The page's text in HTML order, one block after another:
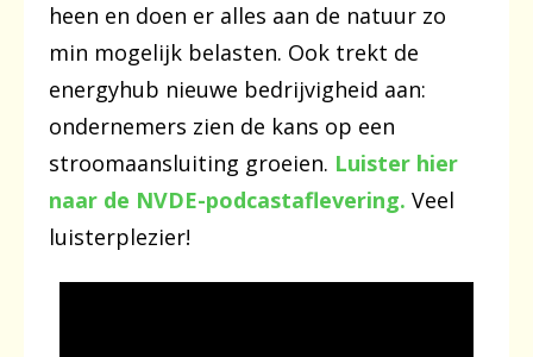
heen en doen er alles aan de natuur zo
min mogelijk belasten. Ook trekt de
energyhub nieuwe bedrijvigheid aan:
ondernemers zien de kans op een
stroomaansluiting groeien. Luister hier
naar de NVDE-podcastaflevering. Veel
luisterplezier!